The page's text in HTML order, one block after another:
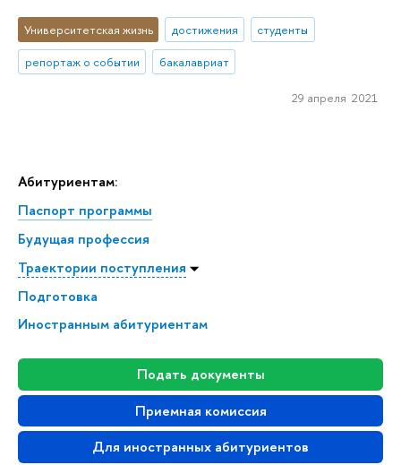
Абитуриентам:
Паспорт программы
Будущая профессия
Траектории поступления
Подготовка
Иностранным абитуриентам
Подать документы
Приемная комиссия
Для иностранных абитуриентов
Университетская жизнь достижения
студенты
репортаж о событии
бакалавриат
29 апреля 2021